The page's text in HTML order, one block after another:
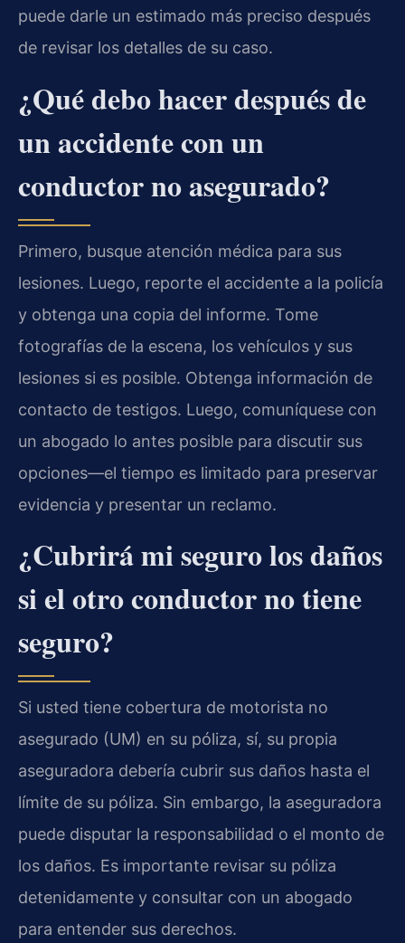
puede darle un estimado más preciso después
de revisar los detalles de su caso.
¿Qué debo hacer después de
un accidente con un
conductor no asegurado?
Primero, busque atención médica para sus
lesiones. Luego, reporte el accidente a la policía
y obtenga una copia del informe. Tome
fotografías de la escena, los vehículos y sus
lesiones si es posible. Obtenga información de
contacto de testigos. Luego, comuníquese con
un abogado lo antes posible para discutir sus
opciones—el tiempo es limitado para preservar
evidencia y presentar un reclamo.
¿Cubrirá mi seguro los daños
si el otro conductor no tiene
seguro?
Si usted tiene cobertura de motorista no
asegurado (UM) en su póliza, sí, su propia
aseguradora debería cubrir sus daños hasta el
límite de su póliza. Sin embargo, la aseguradora
puede disputar la responsabilidad o el monto de
los daños. Es importante revisar su póliza
detenidamente y consultar con un abogado
para entender sus derechos.